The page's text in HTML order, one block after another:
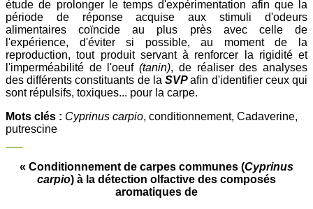
étude de prolonger le temps d'expérimentation afin que la
période de réponse acquise aux stimuli d'odeurs
alimentaires coïncide au plus près avec celle de
l'expérience, d'éviter si possible, au moment de la
reproduction, tout produit servant à renforcer la rigidité et
l'imperméabilité de l'oeuf(tanin), de réaliser des analyses
des différents constituants de laSVPafin d'identifier ceux qui
sont répulsifs, toxiques... pour la carpe.
Mots clés : Cyprinus carpio, conditionnement, Cadaverine,
putrescine
« Conditionnement de carpes communes (Cyprinus
carpio) à la détection olfactive des composés
aromatiques de